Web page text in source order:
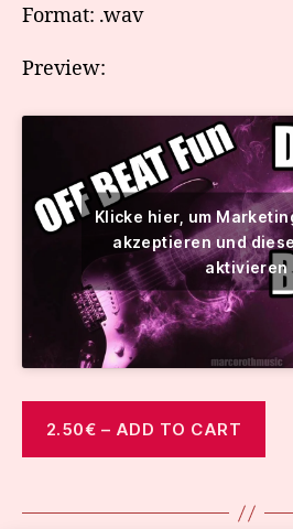
Format: .wav
Preview:
Klicke hier, um
akzeptieren und
aktivieren
2.50€ – ADD TO CART